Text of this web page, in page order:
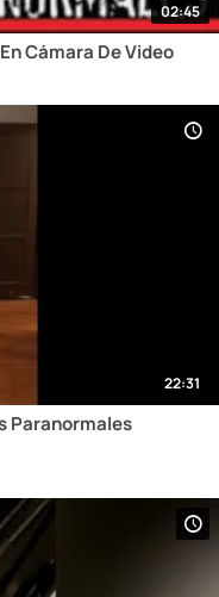
02:45
Cámara De Video
22:31
Paranormales